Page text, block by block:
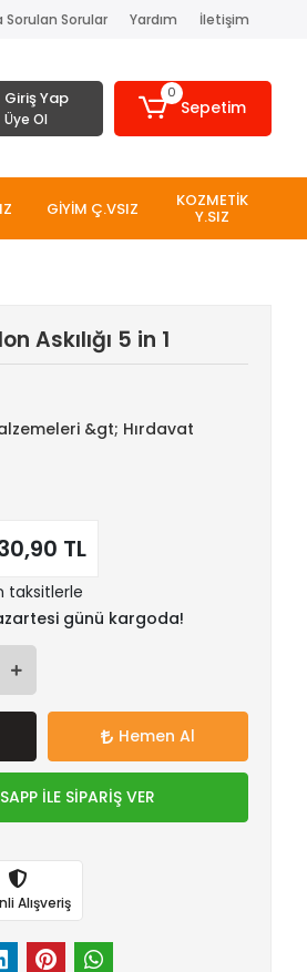
Sorulan Sorular Yardım İletişim
Giriş Yap
Üye Ol
0
Sepetim
GİYİM Ç.VSIZ KOZMETİK
Y.SIZ
Askılığı 5 in 1
&gt; Hırdavat
TL
taksitlerle
günü kargoda!
Hemen Al
İLE SİPARİŞ VER
Alışveriş